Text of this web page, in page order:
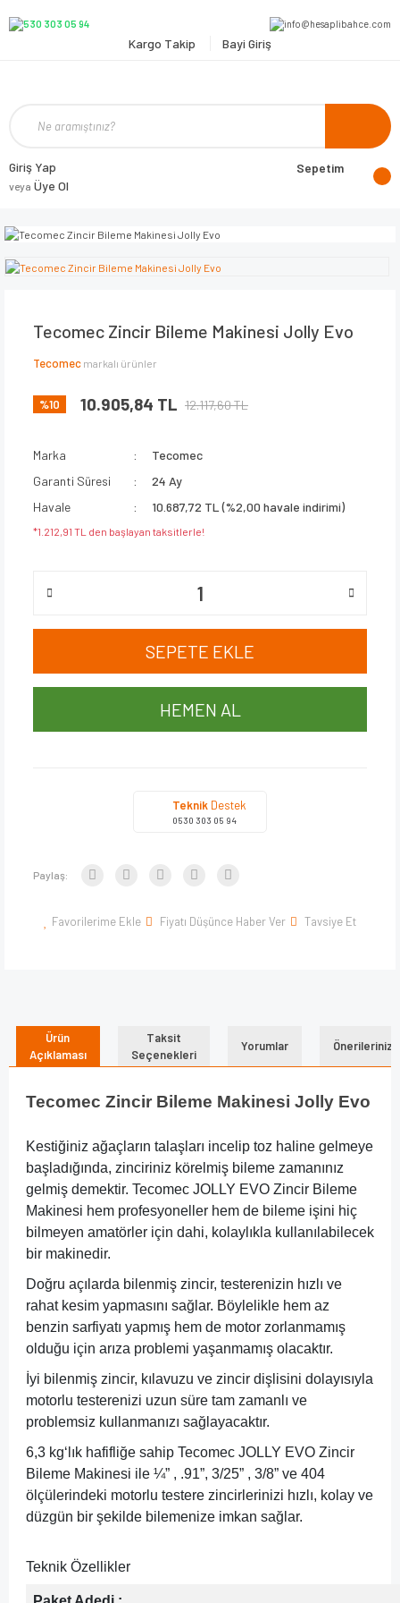
Kargo Takip Bayi Giriş
Giriş Yap
veya Üye Ol
Sepetim
Tecomec Zincir Bileme Makinesi Jolly Evo
Tecomec markalı ürünler
%10 10.905,84 TL 12.117,60 TL
Marka
Tecomec
Garanti Süresi
24 Ay
Havale
10.687,72 TL (%2,00 havale indirimi)
*1.212,91 TL den başlayan taksitlerle!
SEPETE EKLE
HEMEN AL
Teknik Destek
0530 303 05 94
Paylaş:
Favorilerime Ekle Fiyatı Düşünce Haber Ver Tavsiye Et
Ürün
Açıklaması
Taksit
Seçenekleri
Yorumlar Önerileriniz
Tecomec Zincir Bileme Makinesi Jolly Evo
Kestiğiniz ağaçların talaşları incelip toz haline gelmeye
başladığında, zinciriniz körelmiş bileme zamanınız
gelmiş demektir. Tecomec JOLLY EVO Zincir Bileme
Makinesi hem profesyoneller hem de bileme işini hiç
bilmeyen amatörler için dahi, kolaylıkla kullanılabilecek
bir makinedir.
Doğru açılarda bilenmiş zincir, testerenizin hızlı ve
rahat kesim yapmasını sağlar. Böylelikle hem az
benzin sarfiyatı yapmış hem de motor zorlanmamış
olduğu için arıza problemi yaşanmamış olacaktır.
İyi bilenmiş zincir, kılavuzu ve zincir dişlisini dolayısıyla
motorlu testerenizi uzun süre tam zamanlı ve
problemsiz kullanmanızı sağlayacaktır.
6,3 kg‘lık hafifliğe sahip Tecomec JOLLY EVO Zincir
Bileme Makinesi ile ¼” , .91”, 3/25” , 3/8” ve 404
ölçülerindeki motorlu testere zincirlerinizi hızlı, kolay ve
düzgün bir şekilde bilemenize imkan sağlar.
Teknik Özellikler